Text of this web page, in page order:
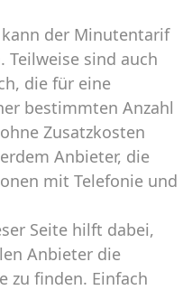
der Minutentarif
sind auch
die für eine
bestimmten Anzahl
Zusatzkosten
Anbieter, die
mit Telefonie und
Seite hilft dabei,
Anbieter die
zu finden. Einfach